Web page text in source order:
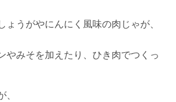
うがやにんにく風味の肉じゃが、
やみそを加えたり、ひき肉でつくっ